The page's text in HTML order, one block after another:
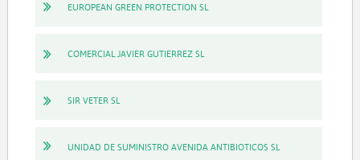
EUROPEAN GREEN PROTECTION SL
COMERCIAL JAVIER GUTIERREZ SL
SIR VETER SL
UNIDAD DE SUMINISTRO AVENIDA ANTIBIOTICOS SL